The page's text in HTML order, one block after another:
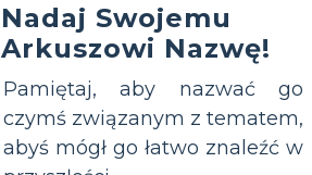
Nadaj Swojemu
Arkuszowi Nazwę!
Pamiętaj, aby nazwać go
czymś związanym z tematem,
abyś mógł go łatwo znaleźć w